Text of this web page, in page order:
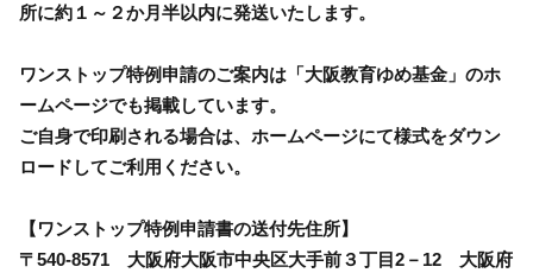
所に約１～２か月半以内に発送いたします。
ワンストップ特例申請のご案内は「大阪教育ゆめ基金」のホ
ームページでも掲載しています。
ご自身で印刷される場合は、ホームページにて様式をダウン
ロードしてご利用ください。
【ワンストップ特例申請書の送付先住所】
〒540-8571 大阪府大阪市中央区大手前３丁目2－12 大阪府